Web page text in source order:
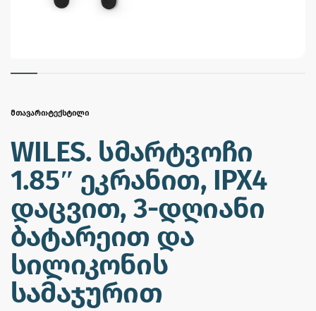
ᲛᲗᲐᲕᲐᲠᲘ›ᲢᲔᲥᲡᲢᲘᲚᲘ
WILES. სმარტვოჩი
1.85″ ეკრანით, IPX4
დაცვით, 3-დღიანი
ბატარეით და
სილიკონის
სამაჯურით